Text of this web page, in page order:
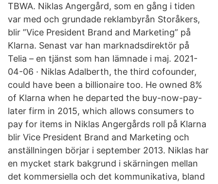
TBWA. Niklas Angergård, som en gång i tiden
var med och grundade reklambyrån Storåkers,
blir ”Vice President Brand and Marketing” på
Klarna. Senast var han marknadsdirektör på
Telia – en tjänst som han lämnade i maj. 2021-
04-06 · Niklas Adalberth, the third cofounder,
could have been a billionaire too. He owned 8%
of Klarna when he departed the buy-now-pay-
later firm in 2015, which allows consumers to
pay for items in Niklas Angergårds roll på Klarna
blir Vice President Brand and Marketing och
anställningen börjar i september 2013. Niklas har
en mycket stark bakgrund i skärningen mellan
det kommersiella och det kommunikativa, bland